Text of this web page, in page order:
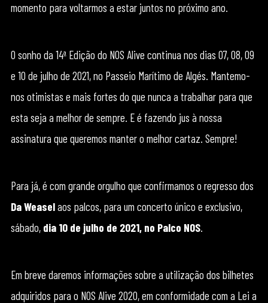
momento para voltarmos a estar juntos no próximo ano.
O sonho da 14ª Edição do NOS Alive continua nos dias 07, 08, 09
e 10 de julho de 2021, no Passeio Marítimo de Algés. Mantemo-
nos otimistas e mais fortes do que nunca a trabalhar para que
esta seja a melhor de sempre. E é fazendo jus à nossa
assinatura que queremos manter o melhor cartaz. Sempre!
Para já, é com grande orgulho que confirmamos o regresso dos
Da Weaselaos palcos, para um concerto único e exclusivo,
sábado, dia 10 de julho de 2021, no Palco NOS.
Em breve daremos informações sobre a utilização dos bilhetes
adquiridos para o NOS Alive 2020, em conformidade com a Lei a